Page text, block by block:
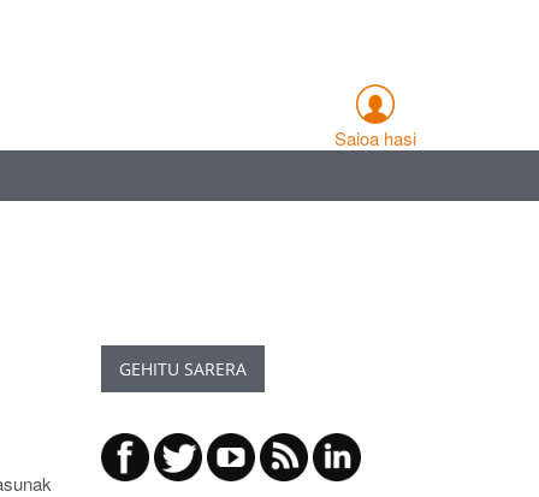
Saioa hasi
GEHITU SARERA